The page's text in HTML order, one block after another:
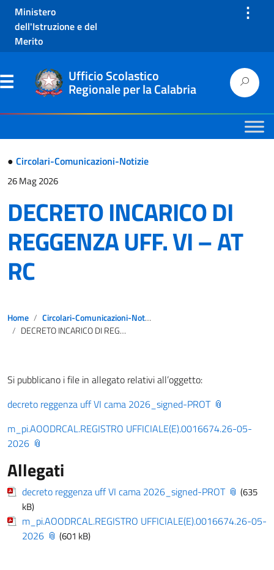
Ministero
dell'Istruzione e del
Merito
⋮
Ufficio Scolastico
Regionale per la Calabria
● Circolari-Comunicazioni-Notizie
26 Mag 2026
DECRETO INCARICO DI
REGGENZA UFF. VI – AT
RC
Home
Circolari-Comunicazioni-Notizie
DECRETO INCARICO DI REGGENZA UFF. VI – AT RC
Si pubblicano i file in allegato relativi all’oggetto:
decreto reggenza uff VI cama 2026_signed-PROT
m_pi.AOODRCAL.REGISTRO UFFICIALE(E).0016674.26-05-
2026
Allegati
decreto reggenza uff VI cama 2026_signed-PROT
(635
kB)
m_pi.AOODRCAL.REGISTRO UFFICIALE(E).0016674.26-05-
2026
(601 kB)